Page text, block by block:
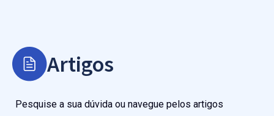
Artigos
Pesquise a sua dúvida ou navegue pelos artigos